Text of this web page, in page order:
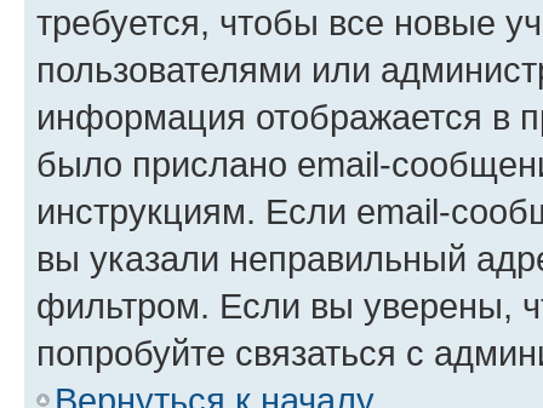
требуется, чтобы все новые
пользователями или
информация отображается в
было прислано email-
инструкциям. Если email-
вы указали неправильный
фильтром. Если вы уверены,
попробуйте связаться с
Вернуться к началу